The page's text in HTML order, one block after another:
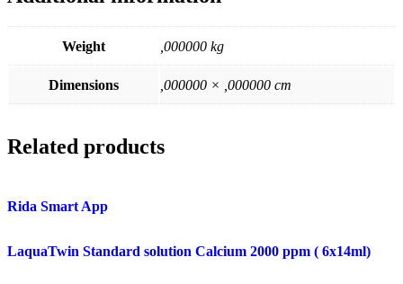
Weight ,000000 kg
Dimensions ,000000 × ,000000 cm
Related products
Rida Smart App
LaquaTwin Standard solution Calcium 2000 ppm ( 6x14ml)